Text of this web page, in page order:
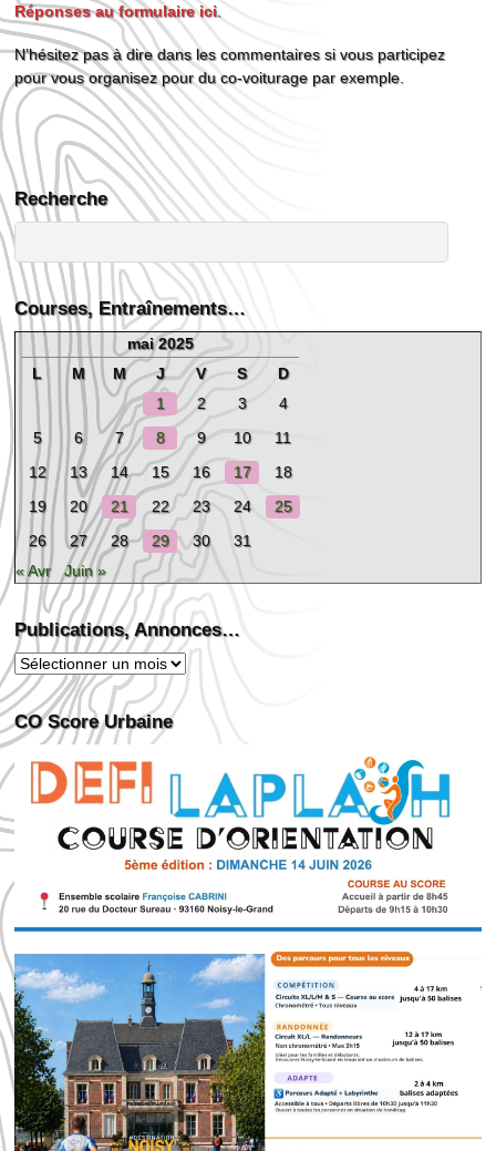
Réponses au formulaire ici.
N’hésitez pas à dire dans les commentaires si vous participez
pour vous organisez pour du co-voiturage par exemple.
Recherche
Courses, Entraînements…
mai 2025
L
M M J V S
D
1
2 3
4
5
6 7 8 9 10
11
12
13 14 15 16 17
18
19
20 21 22 23 24
25
26
27 28 29 30
31
« Avr
Juin »
Publications, Annonces…
Publications,
Annonces…
CO Score Urbaine